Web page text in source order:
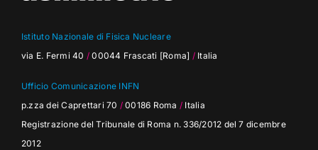
Istituto Nazionale di Fisica Nucleare
via E. Fermi 40 / 00044 Frascati [Roma] /Italia
Ufficio Comunicazione INFN
p.zza dei Caprettari 70 / 00186 Roma / Italia
Registrazione del Tribunale di Roma n. 336/2012 del 7 dicembre
2012